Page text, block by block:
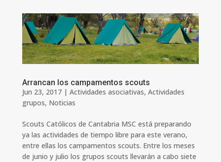
Arrancan los campamentos scouts
Jun 23, 2017| Actividades asociativas, Actividades
grupos, Noticias
Scouts Católicos de Cantabria MSC está preparando
ya las actividades de tiempo libre para este verano,
entre ellas los campamentos scouts. Entre los meses
de junio y julio los grupos scouts llevarán a cabo siete